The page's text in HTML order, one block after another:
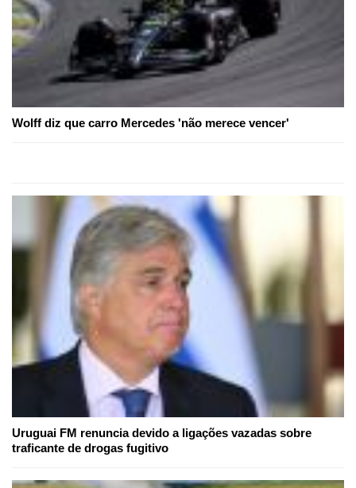
Wolff diz que carro Mercedes 'não merece vencer'
Uruguai FM renuncia devido a ligações vazadas sobre
traficante de drogas fugitivo